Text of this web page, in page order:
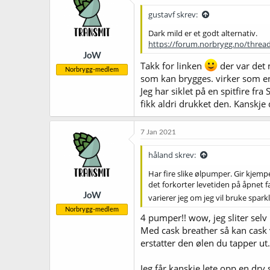
j
o
e
r
JoW
Norbrygg-medlem
gustavf skrev:
Dark mild er et godt alternativ.
https://forum.norbrygg.no/
Takk for linken
der var det
som kan brygges. virker som
Jeg har siklet på en spitfire
fikk aldri drukket den.
JoW
Norbrygg-medlem
7 Jan 2021
håland skrev:
Har fire slike ølpumper. Gir
det forkorter levetiden på åpnet
varierer jeg om jeg vil bruke
4 pumper!! wow, jeg sliter
Med cask breather så kan
erstatter den ølen du tapper ut.